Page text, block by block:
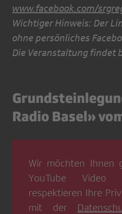
www.facebook.com/
Wichtiger Hinweis: Der
ohne persönliches
Die Veranstaltung findet
Radio Basel»
Wir möchten Ihnen
YouTube Video
respektieren Ihre
mit der